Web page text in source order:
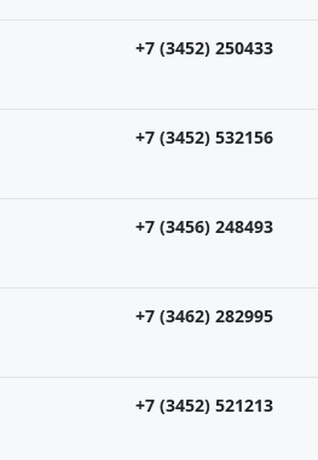
+7 (3452) 250433
+7 (3452) 532156
+7 (3456) 248493
+7 (3462) 282995
+7 (3452) 521213